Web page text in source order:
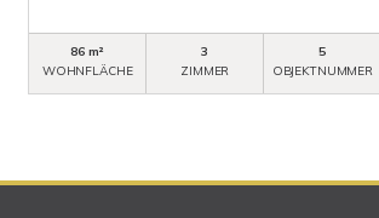
86 m²
WOHNFLÄCHE
3
ZIMMER
5
OBJEKTNUMMER